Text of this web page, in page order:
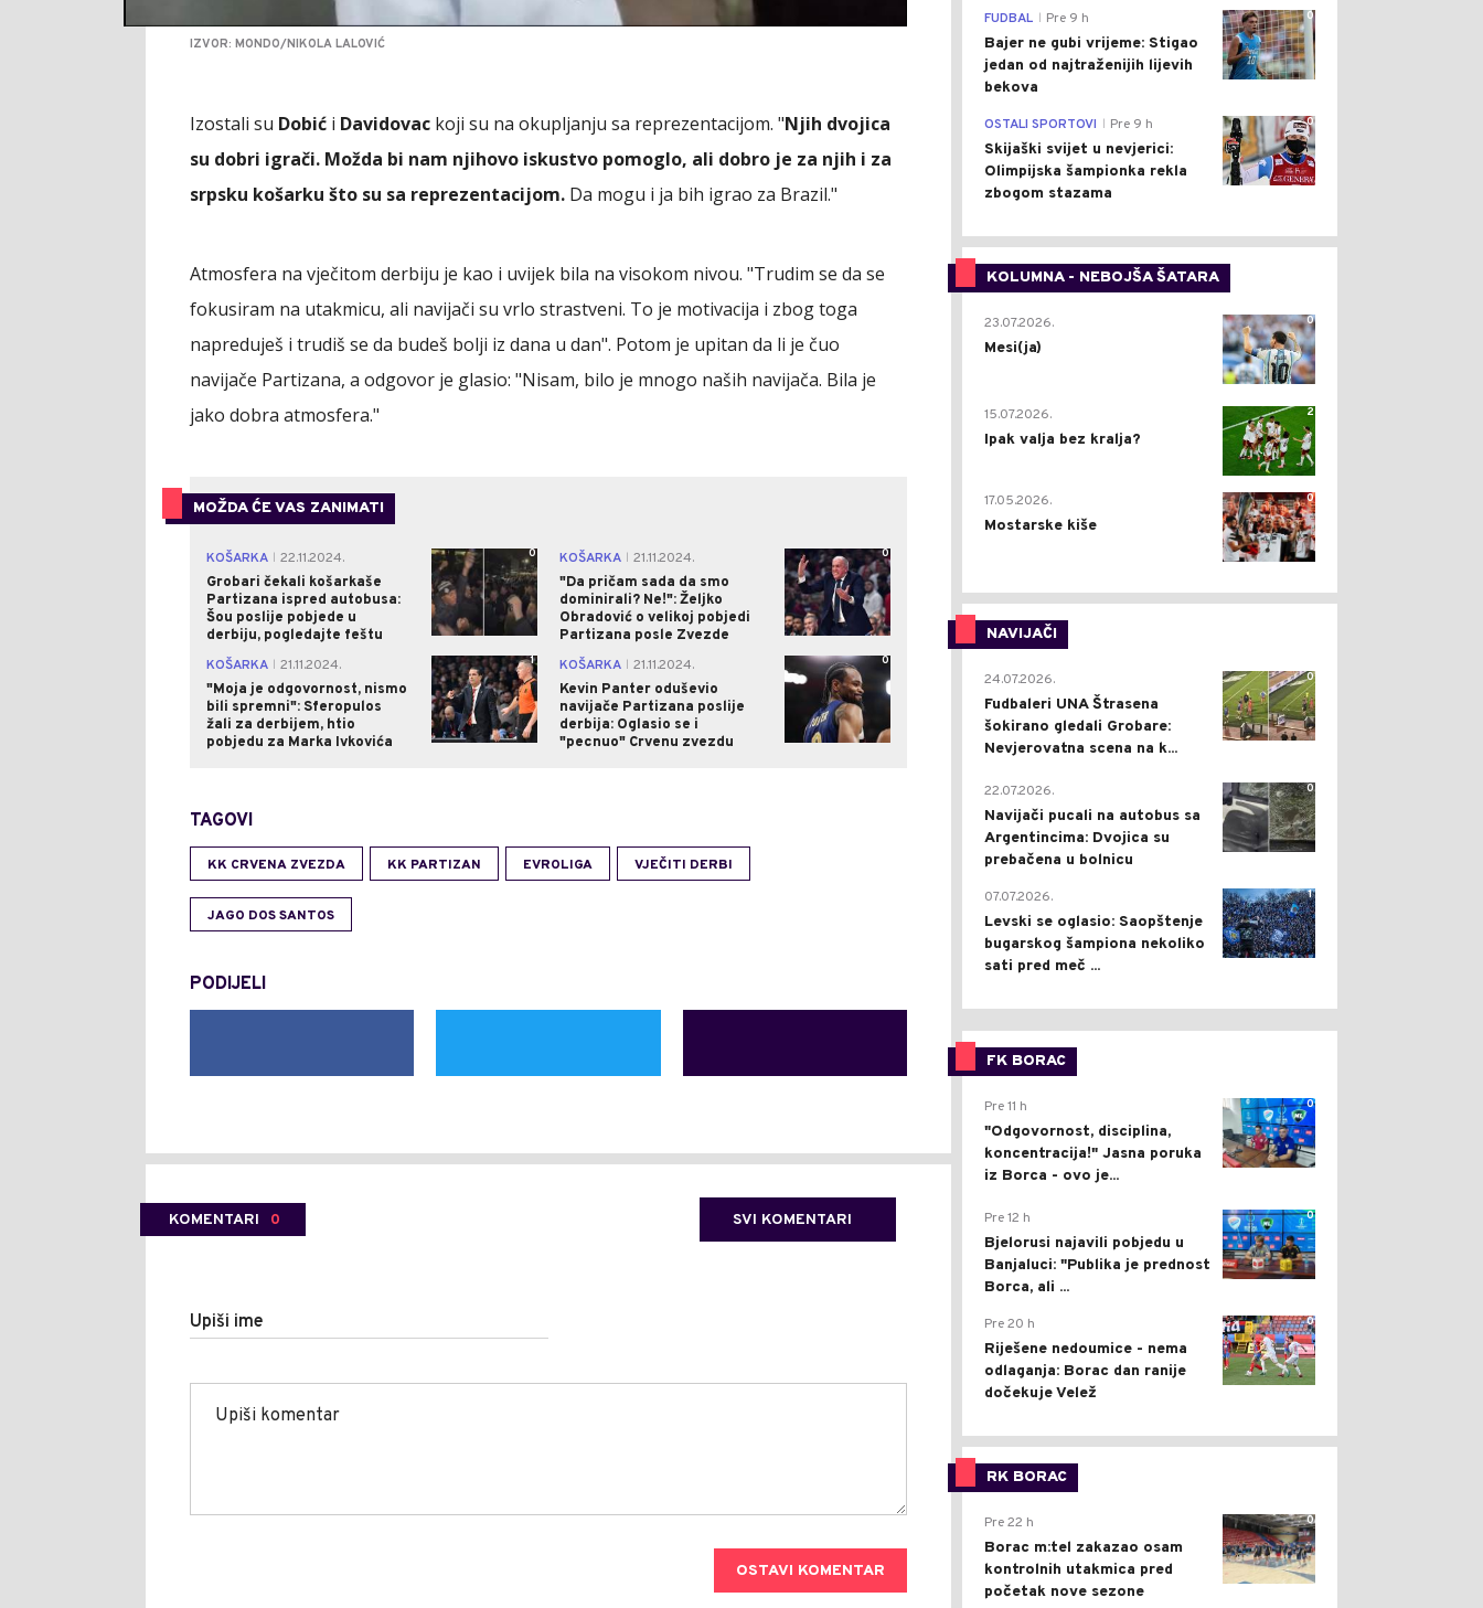
IZVOR: MONDO/NIKOLA LALOVIĆ
Izostali su Dobić i Davidovac koji su na okupljanju sa reprezentacijom. "Njih dvojica
su dobri igrači. Možda bi nam njihovo iskustvo pomoglo, ali dobro je za njih i za
srpsku košarku što su sa reprezentacijom. Da mogu i ja bih igrao za Brazil."
Atmosfera na vječitom derbiju je kao i uvijek bila na visokom nivou. "Trudim se da se
fokusiram na utakmicu, ali navijači su vrlo strastveni. To je motivacija i zbog toga
napreduješ i trudiš se da budeš bolji iz dana u dan". Potom je upitan da li je čuo
navijače Partizana, a odgovor je glasio: "Nisam, bilo je mnogo naših navijača. Bila je
jako dobra atmosfera."
MOŽDA ĆE VAS ZANIMATI
KOŠARKA
22.11.2024.
Grobari čekali košarkaše
Partizana ispred autobusa:
Šou poslije pobjede u
derbiju, pogledajte feštu
0 KOŠARKA
21.11.2024.
"Da pričam sada da smo
dominirali? Ne!": Željko
Obradović o velikoj pobjedi
Partizana posle Zvezde
0
KOŠARKA
21.11.2024.
"Moja je odgovornost, nismo
bili spremni": Sferopulos
žali za derbijem, htio
pobjedu za Marka Ivkovića
1 KOŠARKA
21.11.2024.
Kevin Panter oduševio
navijače Partizana poslije
derbija: Oglasio se i
"pecnuo" Crvenu zvezdu
0
TAGOVI
KK CRVENA ZVEZDA KK PARTIZAN EVROLIGA VJEČITI DERBI
JAGO DOS SANTOS
PODIJELI
KOMENTARI 0 SVI KOMENTARI
Upiši ime
OSTAVI KOMENTAR
0
FUDBAL Pre 9 h
Bajer ne gubi vrijeme: Stigao
jedan od najtraženijih lijevih
bekova
0
OSTALI SPORTOVI Pre 9 h
Skijaški svijet u nevjerici:
Olimpijska šampionka rekla
zbogom stazama
KOLUMNA - NEBOJŠA ŠATARA
0
23.07.2026.
Mesi(ja)
2
15.07.2026.
Ipak valja bez kralja?
0
17.05.2026.
Mostarske kiše
NAVIJAČI
0
24.07.2026.
Fudbaleri UNA Štrasena
šokirano gledali Grobare:
Nevjerovatna scena na k...
0
22.07.2026.
Navijači pucali na autobus sa
Argentincima: Dvojica su
prebačena u bolnicu
1
07.07.2026.
Levski se oglasio: Saopštenje
bugarskog šampiona nekoliko
sati pred meč ...
FK BORAC
0
Pre 11 h
"Odgovornost, disciplina,
koncentracija!" Jasna poruka
iz Borca - ovo je...
0
Pre 12 h
Bjelorusi najavili pobjedu u
Banjaluci: "Publika je prednost
Borca, ali ...
0
Pre 20 h
Riješene nedoumice - nema
odlaganja: Borac dan ranije
dočekuje Velež
RK BORAC
0
Pre 22 h
Borac m:tel zakazao osam
kontrolnih utakmica pred
početak nove sezone